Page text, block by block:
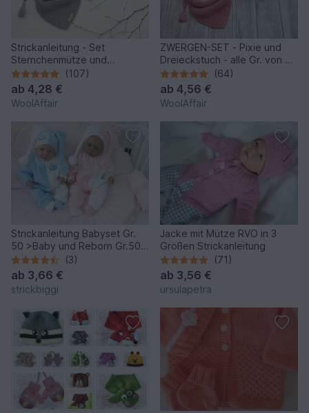
Strickanleitung - Set
Sternchenmütze und
Dreieckstuch - No.192 -
(107)
ab 4,28 €
WoolAffair
ZWERGEN-SET - Pixie und
Dreieckstuch - alle Gr. von 0
bis 5 Jahre - No.188
(64)
ab 4,56 €
WoolAffair
Strickanleitung Babyset Gr.
50 >Baby und Reborn Gr.50
3-teilig
(3)
ab 3,66 €
strickbiggi
Jacke mit Mütze RVO in 3
Größen Strickanleitung
(71)
ab 3,56 €
ursulapetra